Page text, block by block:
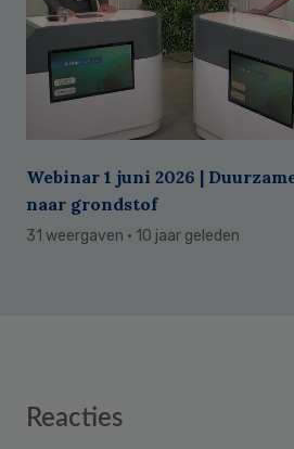
Webinar 1 juni 2026 |
naar grondstof
31 weergaven · 10 jaar geleden
Reader
Reacties